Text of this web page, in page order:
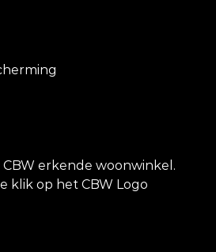
erkende woonwinkel.
klik op het CBW Logo